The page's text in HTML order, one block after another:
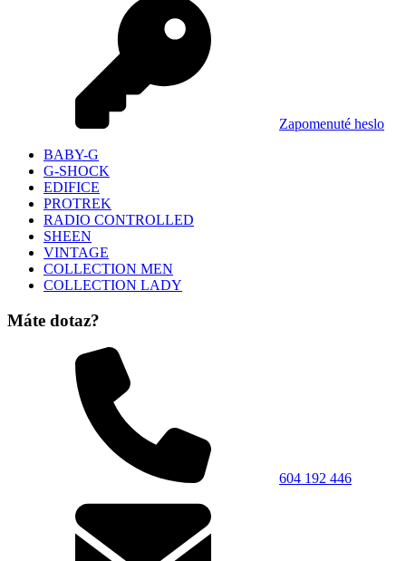
Zapomenuté heslo
BABY-G
G-SHOCK
EDIFICE
PROTREK
RADIO CONTROLLED
SHEEN
VINTAGE
COLLECTION MEN
COLLECTION LADY
Máte dotaz?
604 192 446